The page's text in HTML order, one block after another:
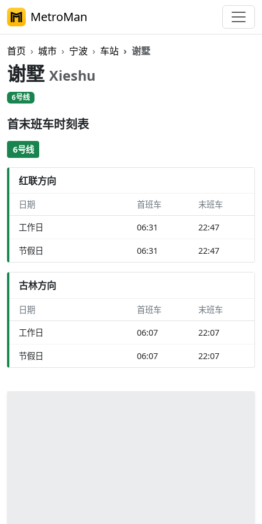
MetroMan
首页 城市 宁波 车站 谢墅
谢墅 Xieshu
6号线
首末班车时刻表
6号线
红联方向
日期 首班车 末班车
工作日 06:31 22:47
节假日 06:31 22:47
古林方向
日期 首班车 末班车
工作日 06:07 22:07
节假日 06:07 22:07